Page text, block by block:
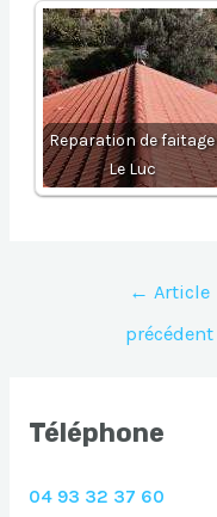
Reparation de faitage
Le Luc
Navigation
l’article
← Article
précédent
Téléphone
04 93 32 37 60